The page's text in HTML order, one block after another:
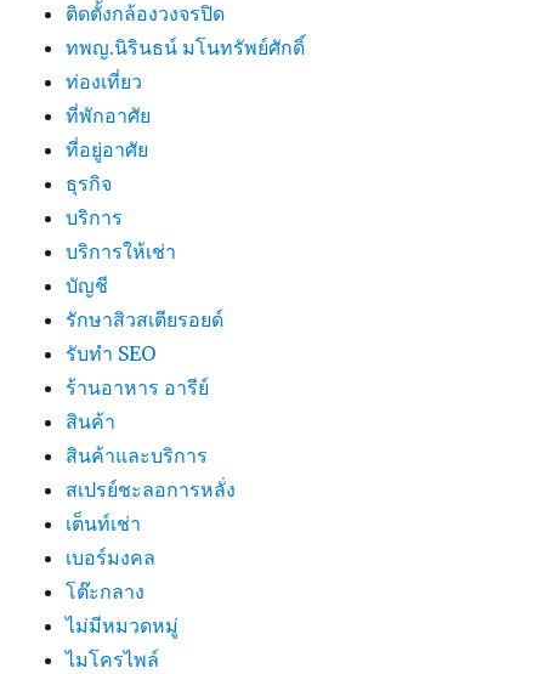
ติดตั้งกล้องวงจรปิด
ทพญ.นิรินธน์ มโนทรัพย์ศักดิ์
ท่องเที่ยว
ที่พักอาศัย
ที่อยู่อาศัย
ธุรกิจ
บริการ
บริการให้เช่า
บัญชี
รักษาสิวสเตียรอยด์
รับทำ SEO
ร้านอาหาร อารีย์
สินค้า
สินค้าและบริการ
สเปรย์ชะลอการหลั่ง
เต็นท์เช่า
เบอร์มงคล
โต๊ะกลาง
ไม่มีหมวดหมู่
ไมโครไพล์